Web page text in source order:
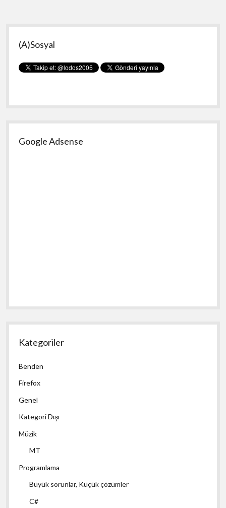
Yan
Menü
(A)Sosyal
Google Adsense
Kategoriler
Benden
Firefox
Genel
Kategori Dışı
Müzik
MT
Programlama
Büyük sorunlar, Küçük çözümler
C#